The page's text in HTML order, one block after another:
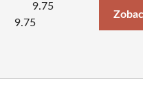
9.75
9.75